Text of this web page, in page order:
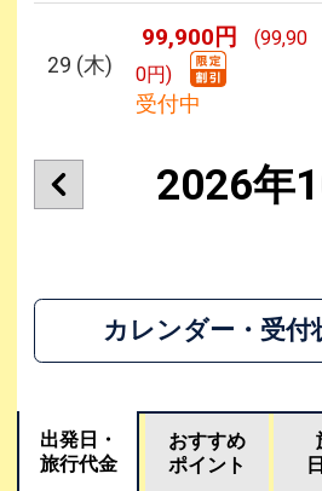
29 (木)
99,900円
(99,90
0円)
受付中
2026年
カレンダー・受付
出発日・
旅行代金
おすすめ
ポイント